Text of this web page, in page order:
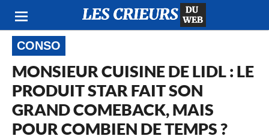
CONSO
MONSIEUR CUISINE DE LIDL : LE
PRODUIT STAR FAIT SON
GRAND COMEBACK, MAIS
POUR COMBIEN DE TEMPS ?